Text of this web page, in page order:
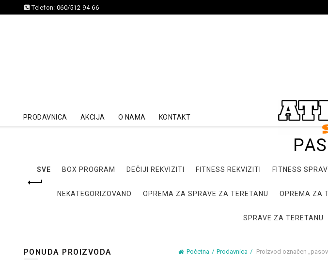
Telefon: 060/512-94-66
PRODAVNICA AKCIJA O NAMA KONTAKT
SVE BOX PROGRAM DEČIJI REKVIZITI FITNESS REKVIZITI FITNESS
NEKATEGORIZOVANO OPREMA ZA SPRAVE ZA TERETANU OPREMA ZA
SPRAVE ZA TERETANU
Početna Prodavnica Proizvod označen
PONUDA PROIZVODA